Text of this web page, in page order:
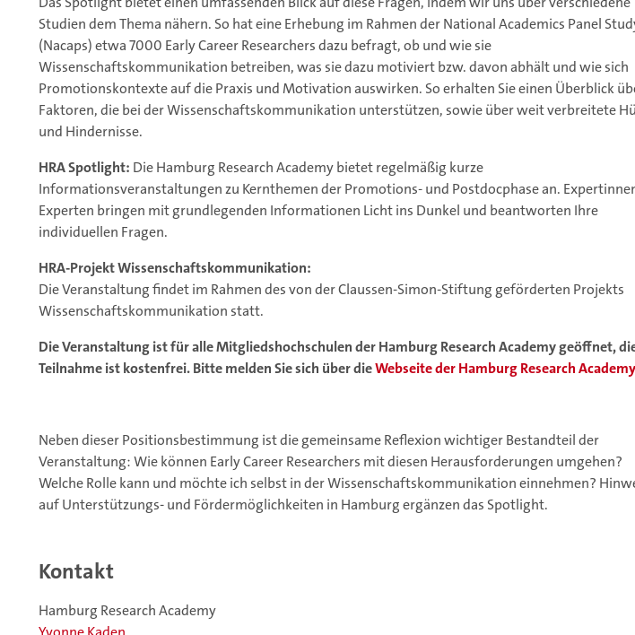
Studien dem Thema nähern. So hat eine Erhebung im Rahmen der National Academics Panel
(Nacaps) etwa 7000 Early Career Researchers dazu befragt, ob und wie sie
Wissenschaftskommunikation betreiben, was sie dazu motiviert bzw. davon abhält und wie sich
Promotionskontexte auf die Praxis und Motivation auswirken. So erhalten Sie einen Überblick
Faktoren, die bei der Wissenschaftskommunikation unterstützen, sowie über weit verbreitete
und Hindernisse.
HRA Spotlight: Die Hamburg Research Academy bietet regelmäßig kurze
Informationsveranstaltungen zu Kernthemen der Promotions- und Postdocphase an.
Experten bringen mit grundlegenden Informationen Licht ins Dunkel und beantworten Ihre
individuellen Fragen.
HRA-Projekt Wissenschaftskommunikation:
Die Veranstaltung findet im Rahmen des von der Claussen-Simon-Stiftung geförderten Projekts
Wissenschaftskommunikation statt.
Die Veranstaltung ist für alle Mitgliedshochschulen der Hamburg Research Academy geöffnet,
Teilnahme ist kostenfrei. Bitte melden Sie sich über dieWebseite der Hamburg Research Academy
Neben dieser Positionsbestimmung ist die gemeinsame Reflexion wichtiger Bestandteil der
Veranstaltung: Wie können Early Career Researchers mit diesen Herausforderungen umgehen?
Welche Rolle kann und möchte ich selbst in der Wissenschaftskommunikation einnehmen?
auf Unterstützungs- und Fördermöglichkeiten in Hamburg ergänzen das Spotlight.
Kontakt
Hamburg Research Academy